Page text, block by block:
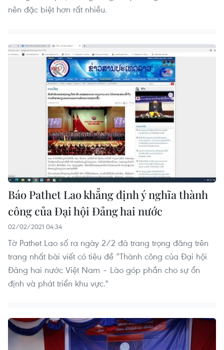
nên đặc biệt hơn rất nhiều.
Báo Pathet Lao khẳng định ý nghĩa thành
công của Đại hội Đảng hai nước
02/02/2021 04:34
Tờ Pathet Lao số ra ngày 2/2 đã trang trọng đăng trên
trang nhất bài viết có tiêu đề “Thành công của Đại hội
Đảng hai nước Việt Nam – Lào góp phần cho sự ổn
định và phát triển khu vực."